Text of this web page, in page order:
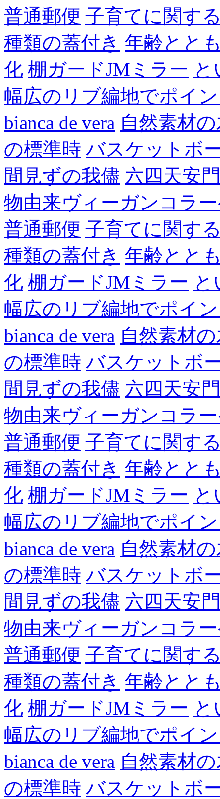
普通郵便 子育てに関す
種類の蓋付き 年齢とと
化 棚ガードJMミラー
幅広のリブ編地でポイ
bianca de vera 自然素材
の標準時 バスケットボ
間見ずの我儘 六四天安門
物由来ヴィーガンコラ
普通郵便 子育てに関す
種類の蓋付き 年齢とと
化 棚ガードJMミラー
幅広のリブ編地でポイ
bianca de vera 自然素材
の標準時 バスケットボ
間見ずの我儘 六四天安門
物由来ヴィーガンコラ
普通郵便 子育てに関す
種類の蓋付き 年齢とと
化 棚ガードJMミラー
幅広のリブ編地でポイ
bianca de vera 自然素材
の標準時 バスケットボ
間見ずの我儘 六四天安門
物由来ヴィーガンコラ
普通郵便 子育てに関す
種類の蓋付き 年齢とと
化 棚ガードJMミラー
幅広のリブ編地でポイ
bianca de vera 自然素材
の標準時 バスケットボ